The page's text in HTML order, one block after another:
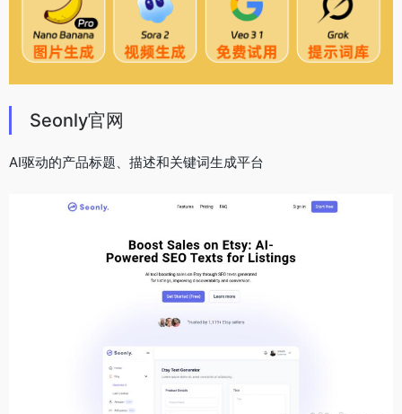
Seonly官网
AI驱动的产品标题、描述和关键词生成平台